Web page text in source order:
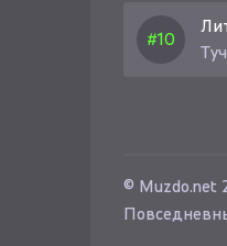
© Muzdo.net